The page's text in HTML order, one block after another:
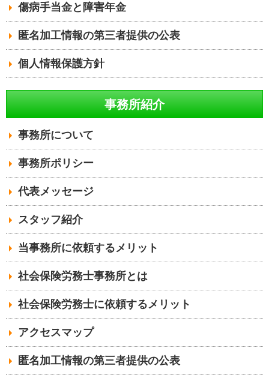
傷病手当金と障害年金
匿名加工情報の第三者提供の公表
個人情報保護方針
事務所紹介
事務所について
事務所ポリシー
代表メッセージ
スタッフ紹介
当事務所に依頼するメリット
社会保険労務士事務所とは
社会保険労務士に依頼するメリット
アクセスマップ
匿名加工情報の第三者提供の公表